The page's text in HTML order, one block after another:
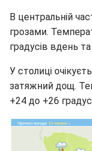
В центральній
грозами.
градусів вдень
У столиці
затяжний дощ.
+24 до +26